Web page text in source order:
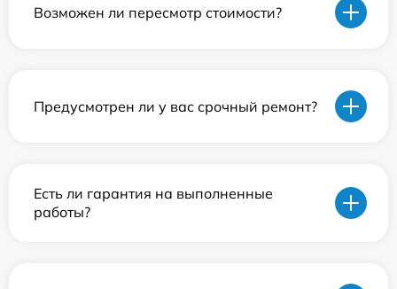
Возможен ли пересмотр стоимости?
Предусмотрен ли у вас срочный ремонт?
Есть ли гарантия на выполненные
работы?